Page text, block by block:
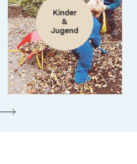
Kinder
&
Jugend